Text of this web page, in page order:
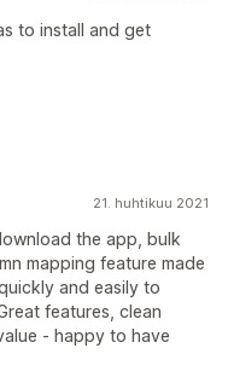
to install and get
21. huhtikuu 2021
the app, bulk
mapping feature made
and easily to
features, clean
- happy to have